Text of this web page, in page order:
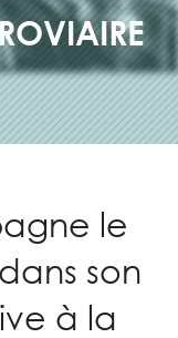
le
son
à la